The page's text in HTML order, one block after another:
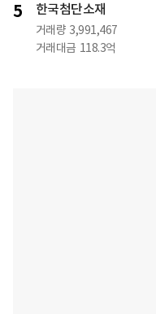
5 한국첨단소재
거래량 3,991,467
거래대금 118.3억